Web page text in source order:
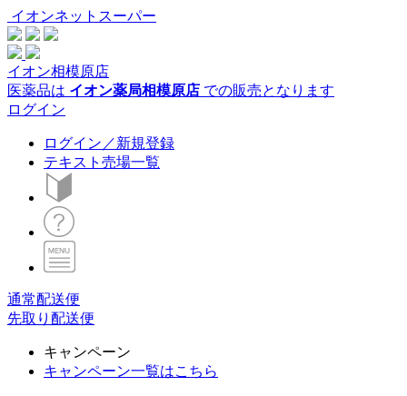
イオンネットスーパー
イオン相模原店
医薬品は イオン薬局相模原店 での販売となります
ログイン
ログイン／新規登録
テキスト売場一覧
通常配送便
先取り配送便
キャンペーン
キャンペーン一覧はこちら